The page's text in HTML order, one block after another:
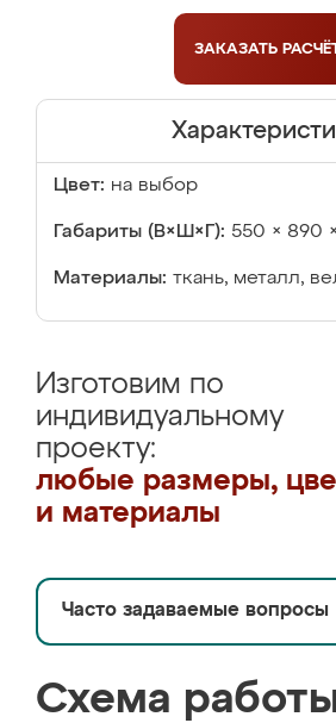
ЗАКАЗАТЬ
Цвет: на выбор
Габариты (В×Ш×Г): 550 × 890
Материалы: ткань, металл,
Изготовим по
индивидуальному
проекту:
любые размеры,
и материалы
Часто задаваемые вопросы
Схема